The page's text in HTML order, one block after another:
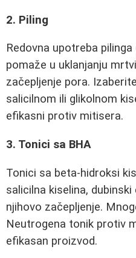
2. Piling
Redovna upotreba
pomaže u uklanjanju
začepljenje pora. Izaberite
salicilnom ili glikolnom
efikasni protiv mitisera.
3. Tonici sa BHA
Tonici sa beta-hidroksi
salicilna kiselina,
njihovo začepljenje.
Neutrogena tonik protiv
efikasan proizvod.